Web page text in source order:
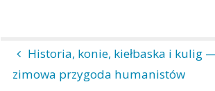
Historia, konie, kiełbaska i kulig
zimowa przygoda humanistów